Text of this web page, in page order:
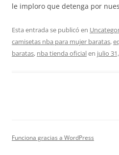
le imploro que detenga por
Esta entrada se publicó en
camisetas nba para mujer baratas,
baratas, nba tienda oficialen julio
Funciona gracias a WordPress